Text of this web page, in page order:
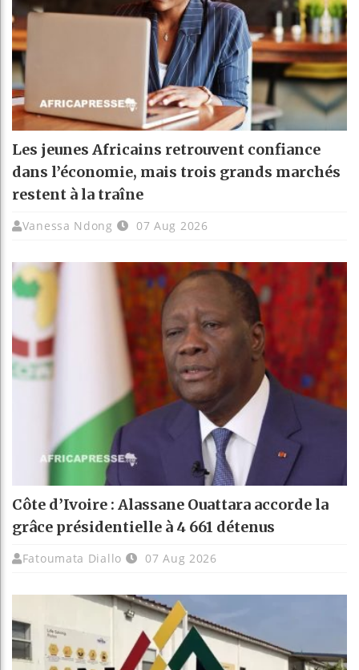
Les jeunes Africains retrouvent confiance
dans l’économie, mais trois grands marchés
restent à la traîne
Vanessa Ndong 07 Aug 2026
Côte d’Ivoire : Alassane Ouattara accorde la
grâce présidentielle à 4 661 détenus
Fatoumata Diallo 07 Aug 2026